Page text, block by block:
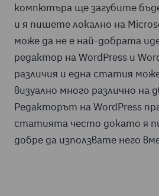
компютъра ще загубите
и я пишете локално на
може да не е най-добрата
редактор на WordPress и
различия и една статия
визуално много различно на
Редакторът на WordPress
статията често докато я
добре да използвате него